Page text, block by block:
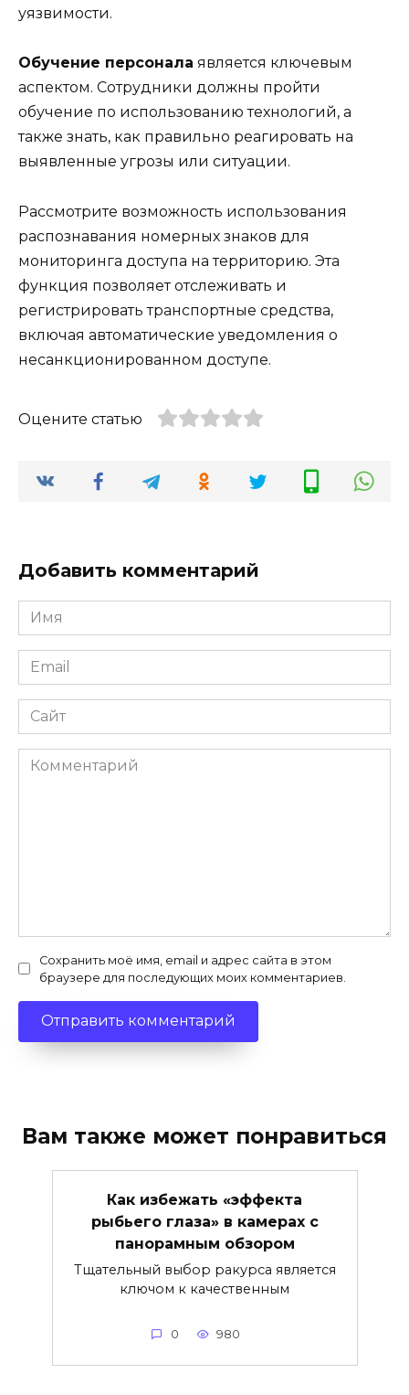
уязвимости.
Обучение персонала является ключевым
аспектом. Сотрудники должны пройти
обучение по использованию технологий, а
также знать, как правильно реагировать на
выявленные угрозы или ситуации.
Рассмотрите возможность использования
распознавания номерных знаков для
мониторинга доступа на территорию. Эта
функция позволяет отслеживать и
регистрировать транспортные средства,
включая автоматические уведомления о
несанкционированном доступе.
Оцените статью
Добавить комментарий
Имя
*
Email
*
Сайт
Комментарий
Сохранить моё имя, email и адрес сайта в этом
браузере для последующих моих комментариев.
Вам также может понравиться
Как избежать «эффекта
рыбьего глаза» в камерах с
панорамным обзором
Тщательный выбор ракурса является
ключом к качественным
0 980